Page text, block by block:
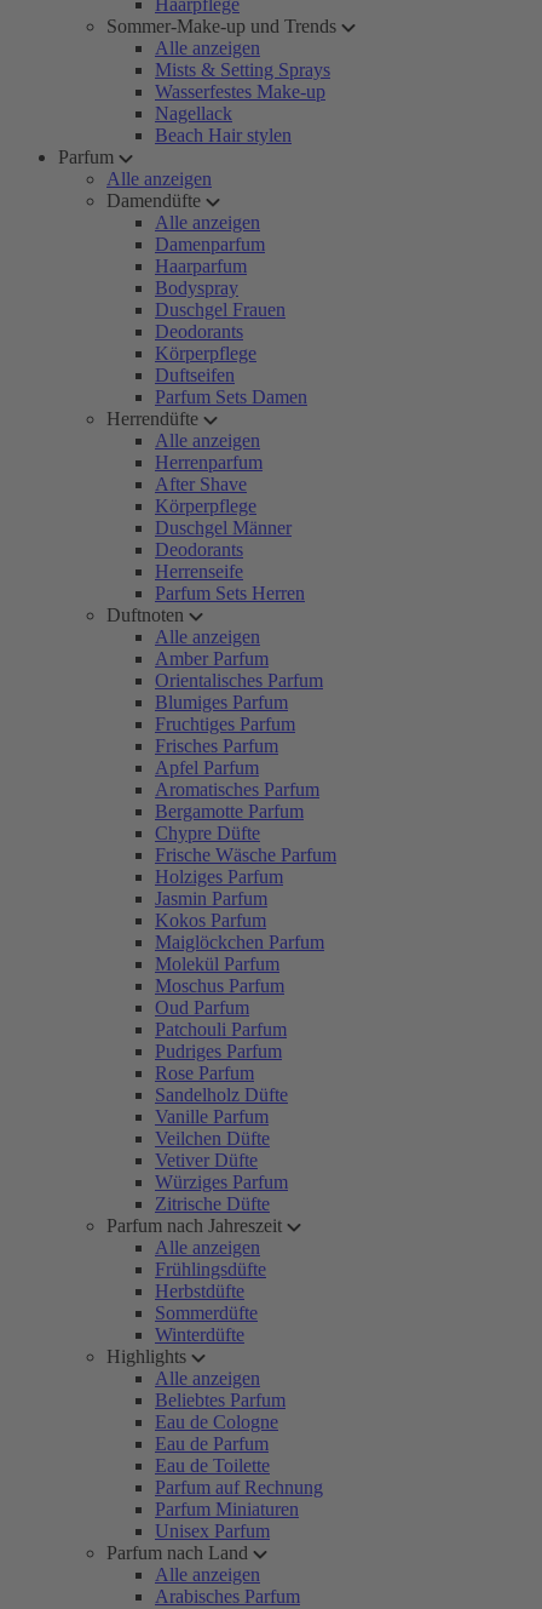
Haarpflege
Sommer-Make-up und Trends
Alle anzeigen
Mists & Setting Sprays
Wasserfestes Make-up
Nagellack
Beach Hair stylen
Parfum
Alle anzeigen
Damendüfte
Alle anzeigen
Damenparfum
Haarparfum
Bodyspray
Duschgel Frauen
Deodorants
Körperpflege
Duftseifen
Parfum Sets Damen
Herrendüfte
Alle anzeigen
Herrenparfum
After Shave
Körperpflege
Duschgel Männer
Deodorants
Herrenseife
Parfum Sets Herren
Duftnoten
Alle anzeigen
Amber Parfum
Orientalisches Parfum
Blumiges Parfum
Fruchtiges Parfum
Frisches Parfum
Apfel Parfum
Aromatisches Parfum
Bergamotte Parfum
Chypre Düfte
Frische Wäsche Parfum
Holziges Parfum
Jasmin Parfum
Kokos Parfum
Maiglöckchen Parfum
Molekül Parfum
Moschus Parfum
Oud Parfum
Patchouli Parfum
Pudriges Parfum
Rose Parfum
Sandelholz Düfte
Vanille Parfum
Veilchen Düfte
Vetiver Düfte
Würziges Parfum
Zitrische Düfte
Parfum nach Jahreszeit
Alle anzeigen
Frühlingsdüfte
Herbstdüfte
Sommerdüfte
Winterdüfte
Highlights
Alle anzeigen
Beliebtes Parfum
Eau de Cologne
Eau de Parfum
Eau de Toilette
Parfum auf Rechnung
Parfum Miniaturen
Unisex Parfum
Parfum nach Land
Alle anzeigen
Arabisches Parfum